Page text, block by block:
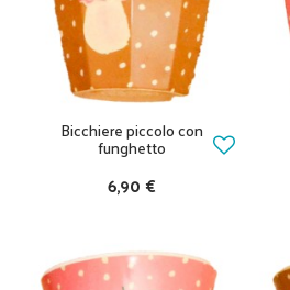
Bicchiere piccolo con
funghetto
6,90 €